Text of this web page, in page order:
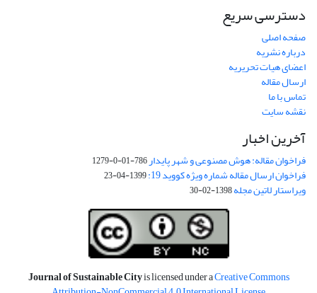
دسترسی سریع
صفحه اصلی
درباره نشریه
اعضای هیات تحریریه
ارسال مقاله
تماس با ما
نقشه سایت
آخرین اخبار
فراخوان مقاله: هوش مصنوعی و شهر پایدار786-01-0-1279
فراخوان ارسال مقاله شماره ویژه کووید 19: 1399-04-23
ویراستار لاتین مجله1398-02-30
Journal of Sustainable Cityis licensed under aCreative Commons